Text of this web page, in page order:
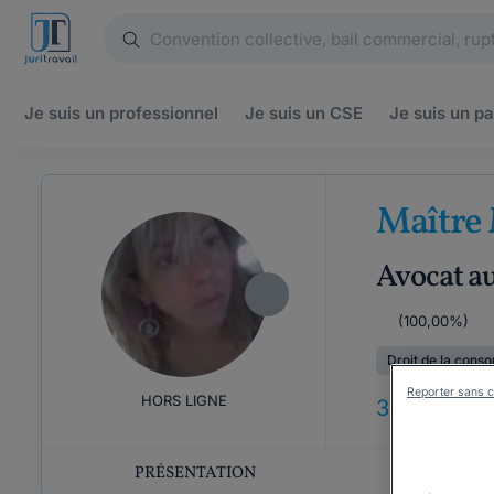
Je suis un professionnel Je suis un CSE Je suis un
HORS LIGNE
Maître
Avocat
(100,00%)
Droit de la
33
PRÉSENTATION
Reporter sans